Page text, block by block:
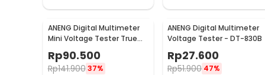
ANENG Digital Multimeter
Mini Voltage Tester True
RMS - M118A
Rp90.500
Rp141.900 37%
ANENG Digital Multimeter
Voltage Tester - DT-830B
Rp27.600
Rp51.900 47%